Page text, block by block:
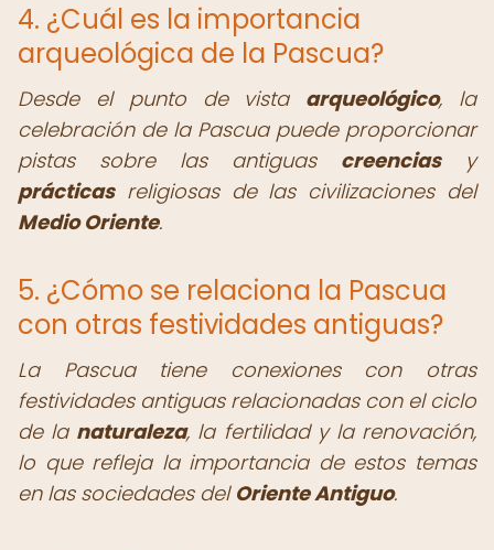
4. ¿Cuál es la importancia
arqueológica de la Pascua?
Desde el punto de vista arqueológico, la
celebración de la Pascua puede proporcionar
pistas sobre las antiguas creenciasy
prácticasreligiosas de las civilizaciones del
Medio Oriente.
5. ¿Cómo se relaciona la Pascua
con otras festividades antiguas?
La Pascua tiene conexiones con otras
festividades antiguas relacionadas con el ciclo
de la naturaleza, la fertilidad y la renovación,
lo que refleja la importancia de estos temas
en las sociedades del Oriente Antiguo.